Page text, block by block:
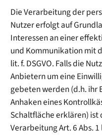
Die Verarbeitung der
Nutzer erfolgt auf
Interessen an einer
und Kommunikation mit
lit. f. DSGVO. Falls die
Anbietern um eine
gebeten werden (d.h. ihr
Anhaken eines
Schaltfläche erklären)
Verarbeitung Art. 6 Abs. 1